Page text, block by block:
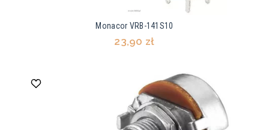
Monacor VRB-141S10
23,90 zł